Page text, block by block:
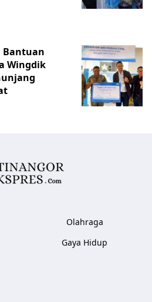
Bantuan
Wingdik
Olahraga
Gaya Hidup